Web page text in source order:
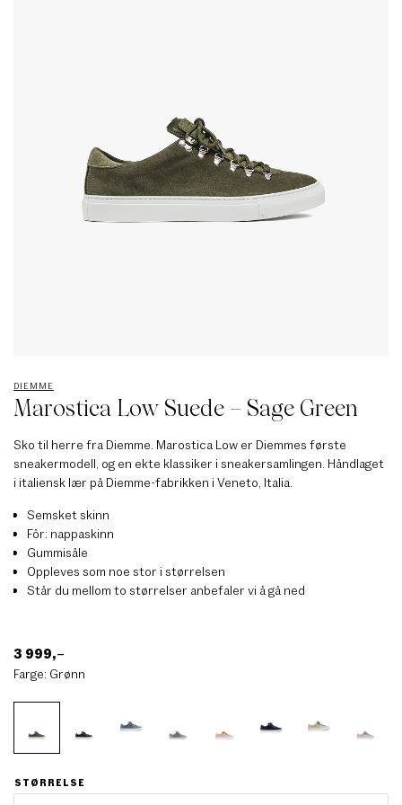
DIEMME
Marostica Low Suede – Sage Green
Sko til herre fra Diemme. Marostica Low er Diemmes første
sneakermodell, og en ekte klassiker i sneakersamlingen. Håndlaget
i italiensk lær på Diemme-fabrikken i Veneto, Italia.
Semsket skinn
Fôr: nappaskinn
Gummisåle
Oppleves som noe stor i størrelsen
Står du mellom to størrelser anbefaler vi å gå ned
3 999,–
Farge: Grønn
STØRRELSE